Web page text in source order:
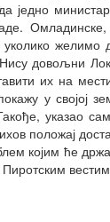
једно
довољни
их на
у својој
указао
положај
којим ће